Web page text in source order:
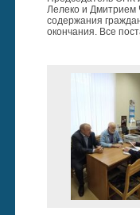
Лелеко и Дмитрием
содержания
окончания. Все